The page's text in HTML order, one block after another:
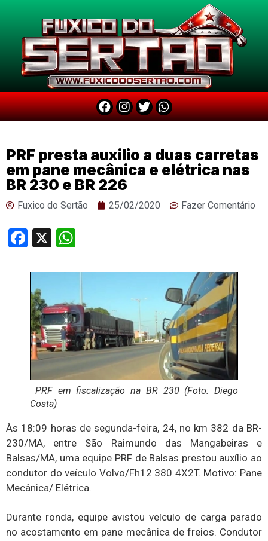
PRF presta auxilio a duas carretas
em pane mecânica e elétrica nas
BR 230 e BR 226
Fuxico do Sertão 25/02/2020 Fazer Comentário
Facebook
X
PRF em fiscalização na BR 230 (Foto: Diego
Costa)
Às 18:09 horas de segunda-feira, 24, no km 382 da BR-
230/MA, entre São Raimundo das Mangabeiras e
Balsas/MA, uma equipe PRF de Balsas prestou auxílio ao
condutor do veículo Volvo/Fh12 380 4X2T. Motivo: Pane
Mecânica/ Elétrica.
Durante ronda, equipe avistou veículo de carga parado
no acostamento em pane mecânica de freios. Condutor